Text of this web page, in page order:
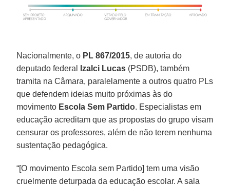
Nacionalmente, o PL 867/2015, de autoria do
deputado federal
Izalci Lucas (PSDB), também
tramita na Câmara, paralelamente a outros quatro PLs
que defendem ideias muito próximas às do
movimento Escola Sem Partido. Especialistas em
educação acreditam que as propostas do grupo visam
censurar os professores, além de não terem nenhuma
sustentação pedagógica.
“[O movimento Escola sem Partido] tem uma visão
cruelmente deturpada da educação escolar. A sala